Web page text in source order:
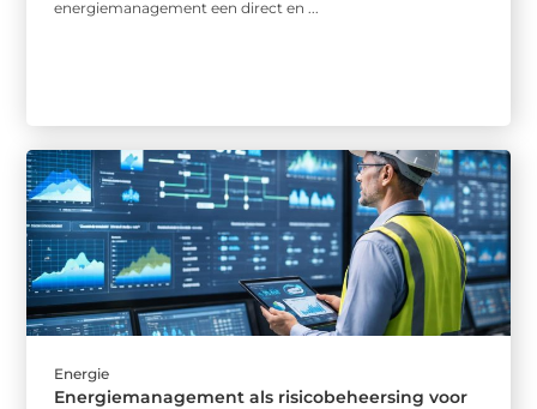
energiemanagement een direct en ...
Energie
Energiemanagement als risicobeheersing voor